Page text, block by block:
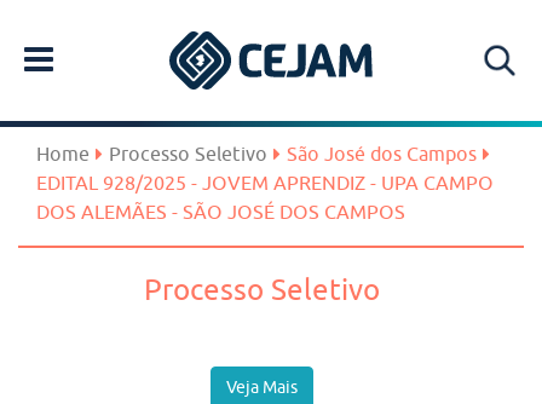
Home Processo Seletivo
São José dos Campos
EDITAL 928/2025 - JOVEM APRENDIZ - UPA CAMPO
DOS ALEMÃES - SÃO JOSÉ DOS CAMPOS
Processo Seletivo
Veja Mais